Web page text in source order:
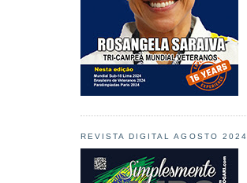
REVISTA DIGITAL AGOSTO 2024